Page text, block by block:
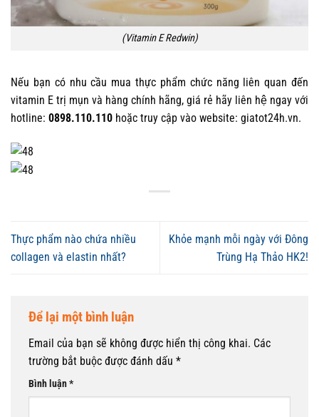
(Vitamin E Redwin)
Nếu bạn có nhu cầu mua thực phẩm chức năng liên quan đến
vitamin E trị mụn và hàng chính hãng, giá rẻ hãy liên hệ ngay với
hotline: 0898.110.110 hoặc truy cập vào website: giatot24h.vn.
Thực phẩm nào chứa nhiều
collagen và elastin nhất?
Khỏe mạnh mỗi ngày với Đông
Trùng Hạ Thảo HK2!
Để lại một bình luận
Email của bạn sẽ không được hiển thị công khai. Các
trường bắt buộc được đánh dấu *
Bình luận*